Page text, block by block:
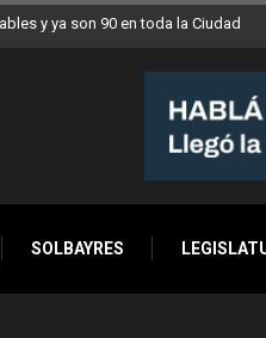
y ya son 90 en toda la Ciudad
SOLBAYRES